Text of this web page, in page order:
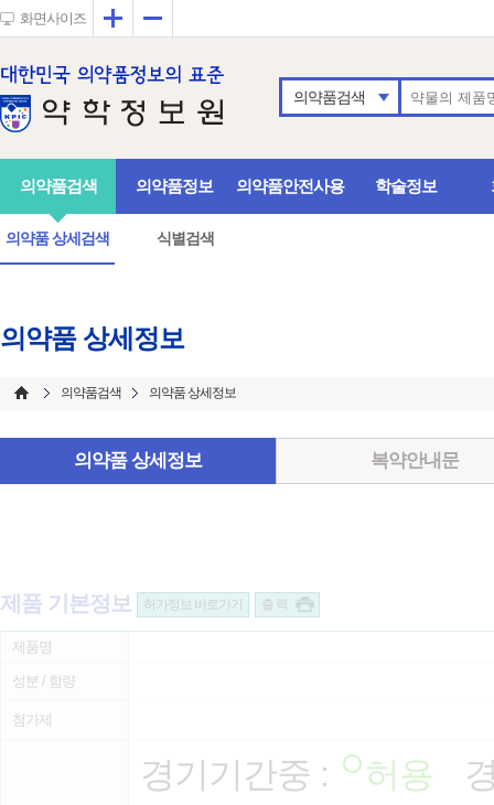
화면사이즈 확대
의약품검색
의약품검색
의약품 상세검색 식별검색
의약품정보 의약품안전사용 학술정보
의약품 상세정보
의약품검색 의약품 상세정보
의약품 상세정보 복약안내문
제품 기본정보 허가정보 바로가기 출 력
제품명
성분 / 함량
첨가제
경기기간중 : 허용